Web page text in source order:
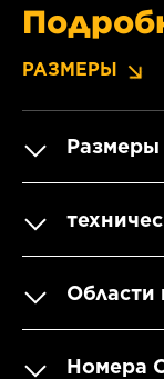
РАЗМЕРЫ
Размеры
Области
Номера